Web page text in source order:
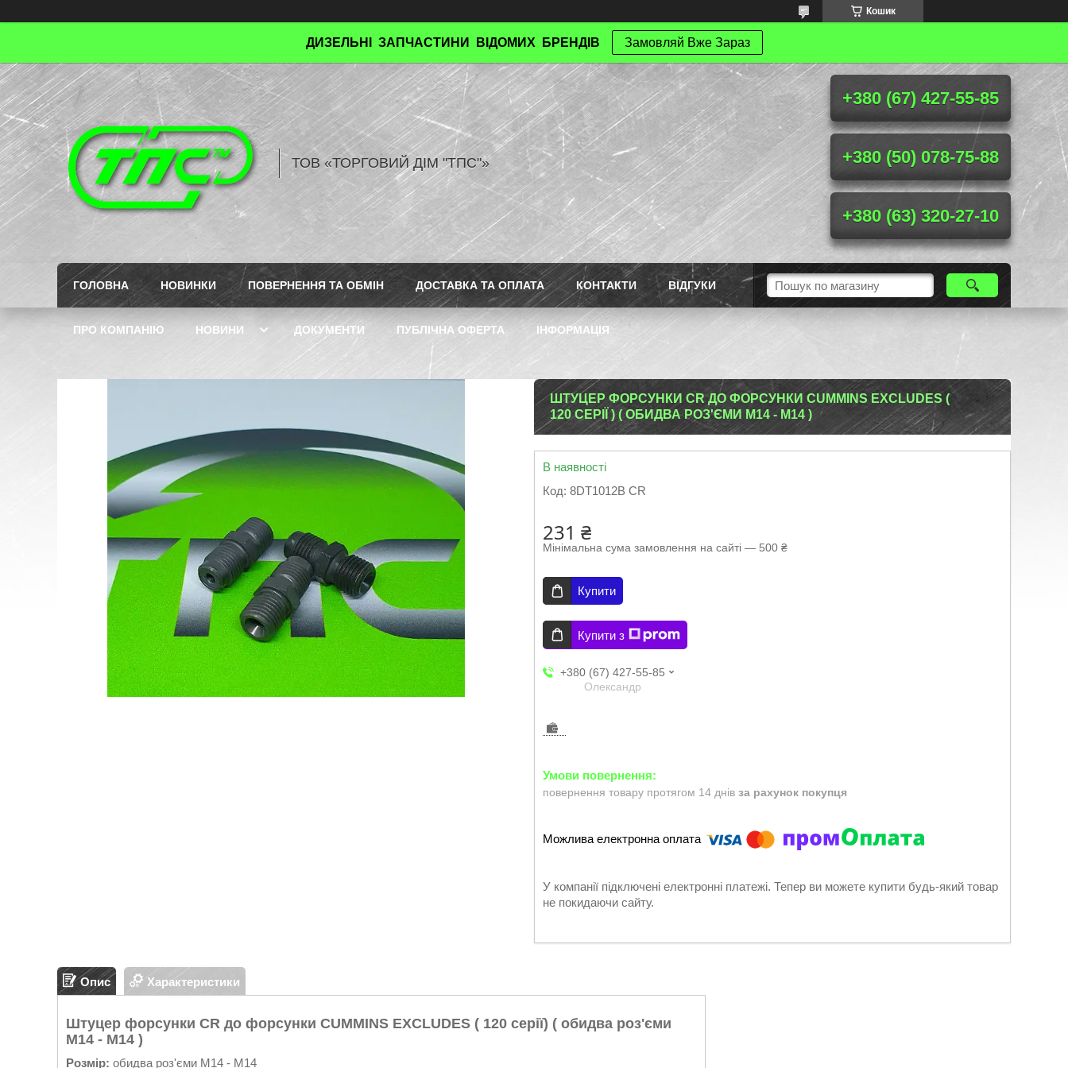
Кошик
ДИЗЕЛЬНІ ЗАПЧАСТИНИ ВІДОМИХ БРЕНДІВ Замовляй Вже Зараз
ТОВ «ТОРГОВИЙ ДІМ "ТПС"»
+380 (67) 427-55-85
+380 (50) 078-75-88
+380 (63) 320-27-10
ГОЛОВНА НОВИНКИ ПОВЕРНЕННЯ ТА ОБМІН ДОСТАВКА ТА ОПЛАТА КОНТАКТИ ВІДГУКИ
ПРО КОМПАНІЮ НОВИНИ ДОКУМЕНТИ ПУБЛІЧНА ОФЕРТА ІНФОРМАЦІЯ
ШТУЦЕР ФОРСУНКИ CR ДО ФОРСУНКИ CUMMINS EXCLUDES (
120 СЕРІЇ ) ( ОБИДВА РОЗ'ЄМИ M14 - M14 )
В наявності
Код: 8DT1012B CR
231 ₴
Мінімальна сума замовлення на сайті — 500 ₴
Купити
Купити з
+380 (67) 427-55-85
Олександр
повернення товару протягом 14 днів за рахунок покупця
У компанії підключені електронні платежі. Тепер ви можете купити будь-який товар
не покидаючи сайту.
Опис Характеристики
Штуцер форсунки CR до форсунки CUMMINS EXCLUDES ( 120 серії) ( обидва роз'єми
M14 - M14 )
Розмір: обидва роз'єми M14 - M14